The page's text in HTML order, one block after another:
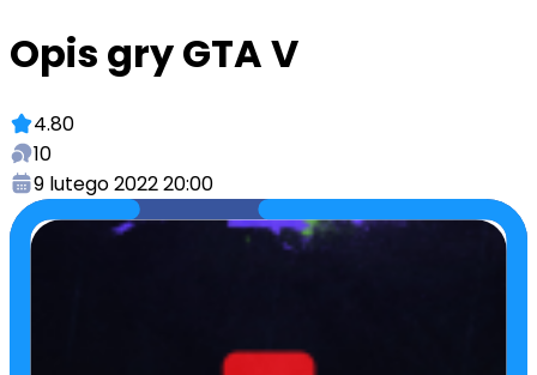
Opis gry GTA V
4.80
10
9 lutego 2022 20:00